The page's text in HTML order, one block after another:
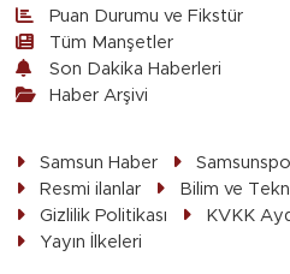
Puan Durumu ve Fikstür
Tüm Manşetler
Son Dakika Haberleri
Haber Arşivi
Samsun Haber
Resmi ilanlar
Bilim ve
Gizlilik Politikası
KVKK
Yayın İlkeleri